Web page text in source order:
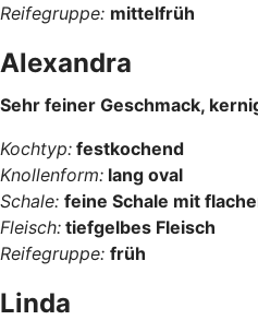
Reifegruppe: mittelfrüh
Alexandra
Sehr feiner Geschmack,
Kochtyp: festkochend
Knollenform: lang oval
Schale: feine Schale mit
Fleisch: tiefgelbes Fleisch
Reifegruppe: früh
Linda